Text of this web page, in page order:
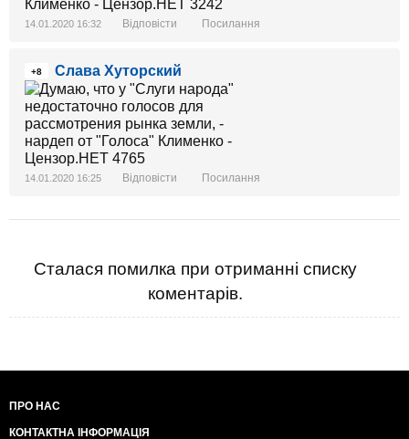
14.01.2020 16:32 Відповісти Посилання
+8 Слава Хуторский
14.01.2020 16:25 Відповісти Посилання
Сталася помилка при отриманні списку
коментарів.
ПРО НАС
КОНТАКТНА ІНФОРМАЦІЯ